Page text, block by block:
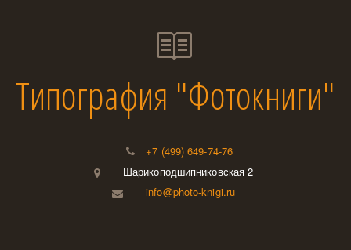
Типография "Фотокниги"
+7 (499) 649-74-76
Шарикоподшипниковская 2
info@photo-knigi.ru